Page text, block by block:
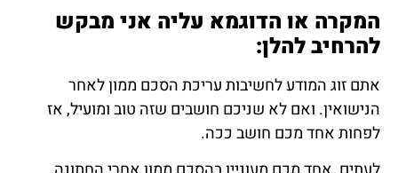
המקרה או הדוגמא עליה אני מבקש
להרחיב להלן:
אתם זוג המודע לחשיבות עריכת הסכם ממון לאחר
הנישואין. ואם לא שניכם חושבים שזה טוב ומועיל, אז
לפחות אחד מכם חושב ככה.